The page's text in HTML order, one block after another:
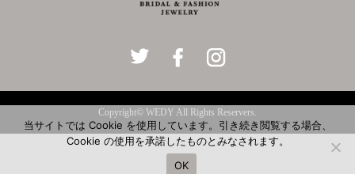
Copyright© WEDY All Rights Reservers.
当サイトでは Cookie を使用しています。引き続き閲覧する場合、
Cookie の使用を承諾したものとみなされます。
OK